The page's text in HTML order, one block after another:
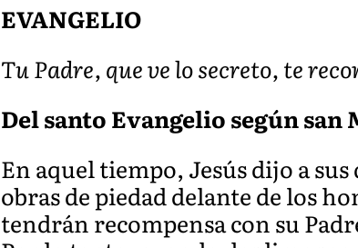
EVANGELIO
Tu Padre, que ve lo secreto, te
Del santo Evangelio según san
En aquel tiempo, Jesús dijo a
obras de piedad delante de los
tendrán recompensa con su